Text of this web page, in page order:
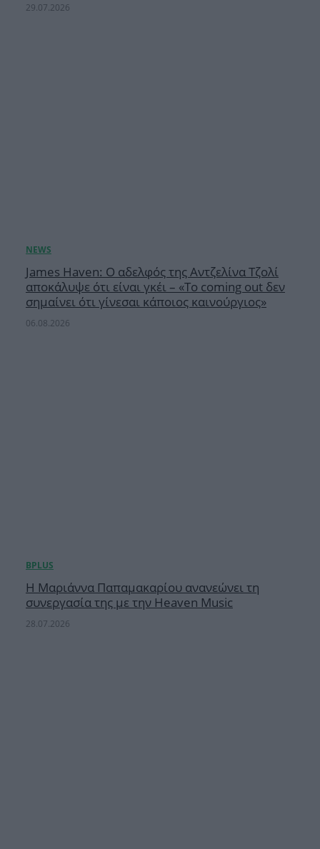
29.07.2026
James Haven: Ο αδελφός της Αντζελίνα Τζολί
αποκάλυψε ότι είναι γκέι – «Το coming out δεν
σημαίνει ότι γίνεσαι κάποιος καινούργιος»
06.08.2026
Η Μαριάννα Παπαμακαρίου ανανεώνει τη
συνεργασία της με την Heaven Music
28.07.2026